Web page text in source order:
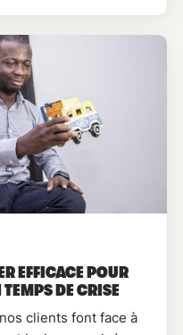
EFFICACE POUR
TEMPS DE CRISE
clients font face à